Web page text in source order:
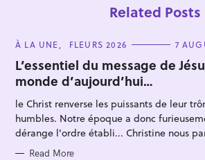
Related Posts
C
T
E
G
O
R
I
E
S
À LA UNE FLEURS 2026 7
L’essentiel du message de
monde d’aujourd’hui…
le Christ renverse les puissants de leur
humbles. Notre époque a donc
dérange l'ordre établi... Christine nous
Read More